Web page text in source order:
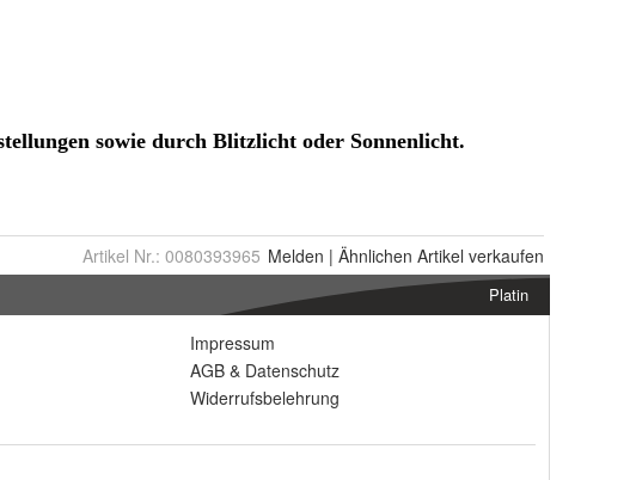
Artikel Nr.: 0080393965 Melden | Ähnlichen Artikel verkaufen
Platin
Impressum
AGB & Datenschutz
Widerrufsbelehrung